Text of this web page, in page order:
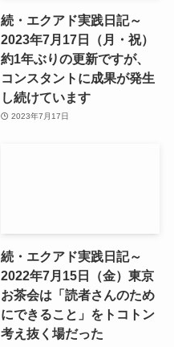
続・エクアド実践日記～
2023年7月17日（月・祝）
約1年ぶりの更新ですが、
コンスタントに成果が発生
し続けています
2023年7月17日
続・エクアド実践日記～
2022年7月15日（金）東京
お茶会は「読者さんのため
にできること」をトコトン
考え抜く場だった